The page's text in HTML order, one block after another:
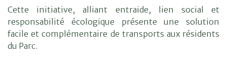
Cette initiative, alliant entraide, lien social et
responsabilité écologique présente une solution
facile et complémentaire de transports aux résidents
du Parc.